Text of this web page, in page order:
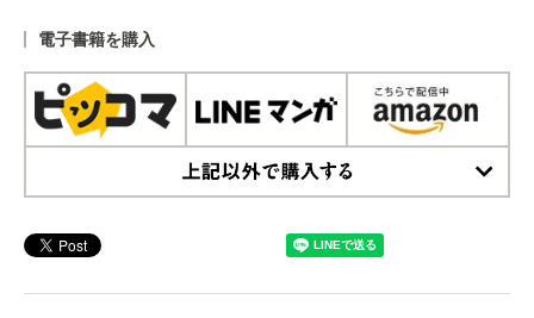
電子書籍を購入